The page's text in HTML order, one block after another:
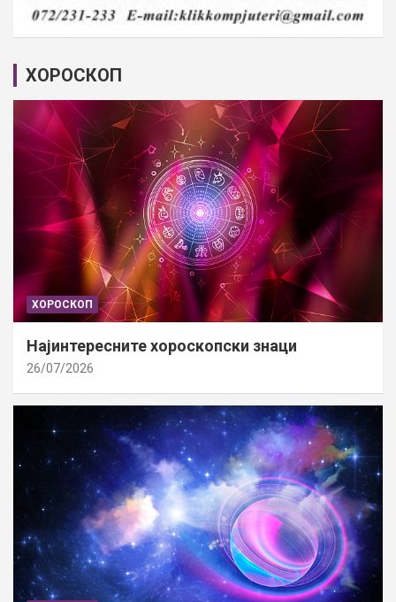
ХОРОСКОП
ХОРОСКОП
Најинтересните хороскопски знаци
26/07/2026